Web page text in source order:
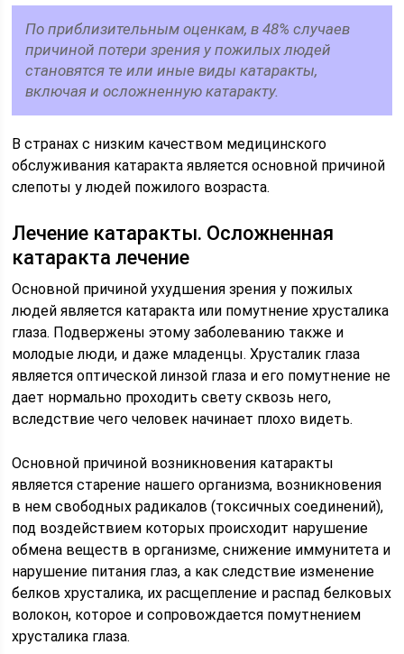
По приблизительным оценкам, в 48% случаев
причиной потери зрения у пожилых людей
становятся те или иные виды катаракты,
включая и осложненную катаракту.
В странах с низким качеством медицинского
обслуживания катаракта является основной причиной
слепоты у людей пожилого возраста.
Лечение катаракты. Осложненная
катаракта лечение
Основной причиной ухудшения зрения у пожилых
людей является катаракта или помутнение хрусталика
глаза. Подвержены этому заболеванию также и
молодые люди, и даже младенцы. Хрусталик глаза
является оптической линзой глаза и его помутнение не
дает нормально проходить свету сквозь него,
вследствие чего человек начинает плохо видеть.
Основной причиной возникновения катаракты
является старение нашего организма, возникновения
в нем свободных радикалов (токсичных соединений),
под воздействием которых происходит нарушение
обмена веществ в организме, снижение иммунитета и
нарушение питания глаз, а как следствие изменение
белков хрусталика, их расщепление и распад белковых
волокон, которое и сопровождается помутнением
хрусталика глаза.